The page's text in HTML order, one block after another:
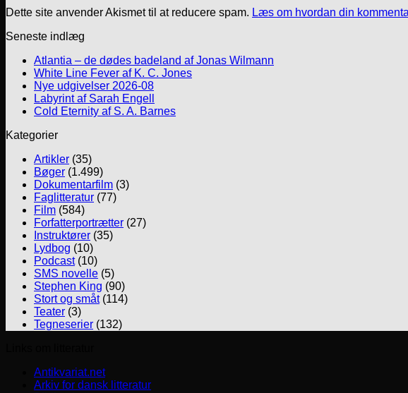
Dette site anvender Akismet til at reducere spam. Læs om hvordan din
Seneste indlæg
Atlantia – de dødes badeland af Jonas Wilmann
White Line Fever af K. C. Jones
Nye udgivelser 2026-08
Labyrint af Sarah Engell
Cold Eternity af S. A. Barnes
Kategorier
Artikler (35)
Bøger (1.499)
Dokumentarfilm (3)
Faglitteratur (77)
Film (584)
Forfatterportrætter (27)
Instruktører (35)
Lydbog (10)
Podcast(10)
SMS novelle (5)
Stephen King (90)
Stort og småt(114)
Teater (3)
Tegneserier (132)
Antikvariat.net
Arkiv for dansk litteratur